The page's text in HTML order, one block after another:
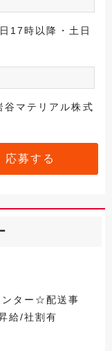
17時以降・土日
マテリアル株式
応募する
ター☆配送事
給/社割有